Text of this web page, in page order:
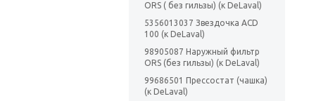
ORS ( без гильзы) (к DeLaval)
5356013037 Звездочка ACD
100 (к DeLaval)
98905087 Наружный фильтр
ORS (без гильзы) (к DeLaval)
99686501 Прессостат (чашка)
(к DeLaval)